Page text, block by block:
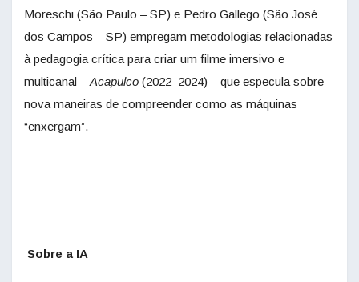
Moreschi (São Paulo – SP) e Pedro Gallego (São José
dos Campos – SP) empregam metodologias relacionadas
à pedagogia crítica para criar um filme imersivo e
multicanal –Acapulco (2022–2024) – que especula sobre
nova maneiras de compreender como as máquinas
“enxergam”.
Sobre a IA